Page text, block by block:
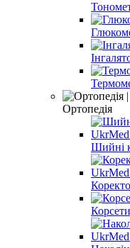
Ортопедія
Шийні